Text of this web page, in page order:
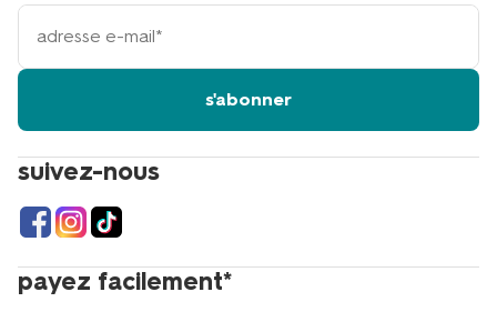
suivez-nous
payez facilement*
votre
adresse
s'abonner